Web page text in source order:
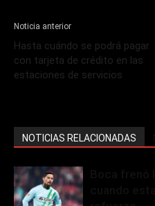
Noticia anterior
Hasta cuándo se podrá pagar
con tarjeta de crédito en las
estaciones de servicios
NOTICIAS RELACIONADAS